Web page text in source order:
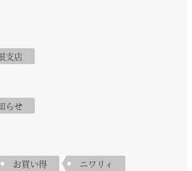
支店
らせ
お買い得
ニワリィ